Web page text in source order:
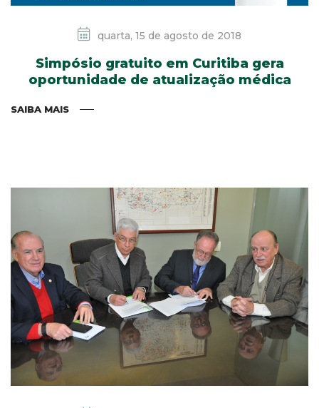
quarta, 15 de agosto de 2018
Simpósio gratuito em Curitiba gera
oportunidade de atualização médica
SAIBA MAIS